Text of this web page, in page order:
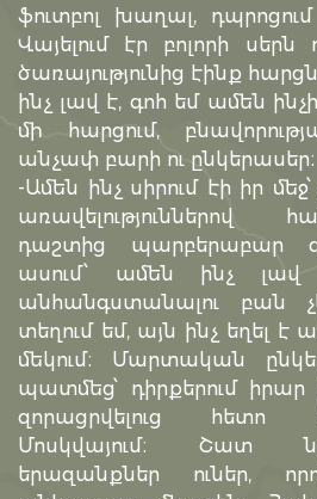
ֆուտբոլ խաղալ, դպրոցում
Վայելում էր բոլորի
ծառայությունից էինք
ինչ լավ է, գոհ եմ ամեն
մի հարցում,
անչափ բարի ու ընկերասեր։
-Ամեն ինչ սիրում էի իր մեջ՝
առավելություններով
դաշտից պարբերաբար
ասում՝ ամեն ինչ
անհանգստանալու բան
տեղում եմ, այն ինչ եղել է
մեկում։ Մարտական
պատմեց՝ դիրքերում
զորացրվելուց հետո
Մոսկվայում։ Շատ
երազանքներ ուներ,